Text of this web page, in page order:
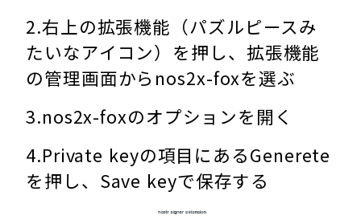
2.右上の拡張機能（パズルピースみ
たいなアイコン）を押し、拡張機能
の管理画面からnos2x-foxを選ぶ
3.nos2x-foxのオプションを開く
4.Private keyの項目にあるGenerete
を押し、Save keyで保存する